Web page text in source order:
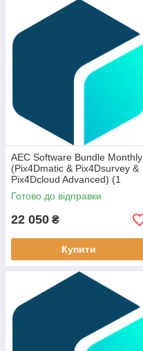
AEC Software Bundle Monthly
(Pix4Dmatic & Pix4Dsurvey &
Pix4Dcloud Advanced) (1
device)
Готово до відправки
22 050 ₴
Купити